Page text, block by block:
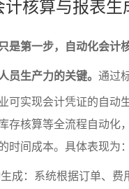
核算与报表生
是第一步，自动化会计
员生产力的关键。 通过
可实现会计凭证的自动
存核算等全流程自动化
时间成本。具体表现为：
成：系统根据订单、费